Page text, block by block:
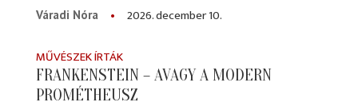
Váradi Nóra
2026. december 10.
MŰVÉSZEK ÍRTÁK
FRANKENSTEIN – AVAGY A MODERN
PROMÉTHEUSZ